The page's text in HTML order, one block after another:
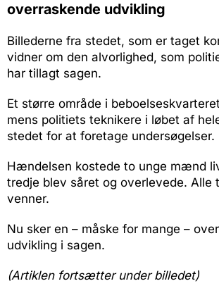
overraskende udvikling
Billederne fra stedet, som er taget
vidner om den alvorlighed, som
har tillagt sagen.
Et større område i
mens politiets teknikere i løbet af
stedet for at foretage undersøgelser.
Hændelsen kostede to unge mænd
tredje blev såret og overlevede. Alle
venner.
Nu sker en – måske for mange –
udvikling i sagen.
(Artiklen fortsætter under billedet)